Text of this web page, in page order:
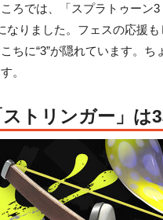
ろでは、「スプラトゥーン
なりました。フェスの応援
ちに“3”が隠れています。
。
トリンガー」は3